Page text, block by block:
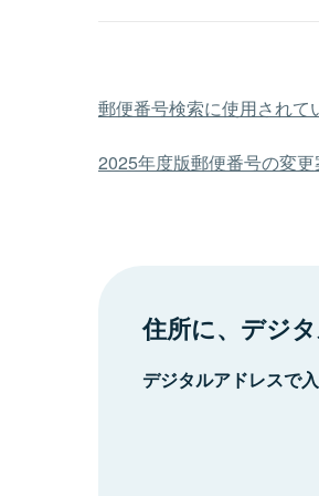
郵便番号検索に使用されて
2025年度版郵便番号の変更
住所に、デジ
デジタルアドレスで